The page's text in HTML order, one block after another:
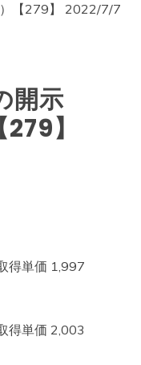
【279】 2022/7/7
開示
】
得単価 1,997
得単価 2,003